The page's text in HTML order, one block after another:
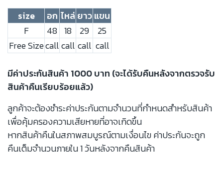
size อก ไหล่ ยาว แขน
F
48 18 29
25
Free Sizecallcall call call
มีค่าประกันสินค้า 1000 บาท (จะได้รับคืนหลังจากตรวจรับ
สินค้าคืนเรียบร้อยแล้ว)
ลูกค้าจะต้องชำระค่าประกันตามจำนวนที่กำหนดสำหรับสินค้า
เพื่อคุ้มครองความเสียหายที่อาจเกิดขึ้น
หากสินค้าคืนในสภาพสมบูรณ์ตามเงื่อนไข ค่าประกันจะถูก
คืนเต็มจำนวนภายใน 1 วันหลังจากคืนสินค้า